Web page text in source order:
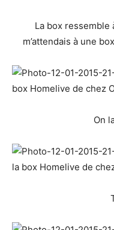
La box
m’attendais à une
On